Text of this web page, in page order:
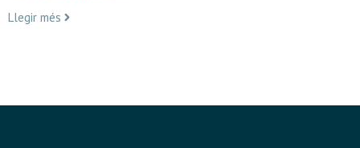
Llegir més